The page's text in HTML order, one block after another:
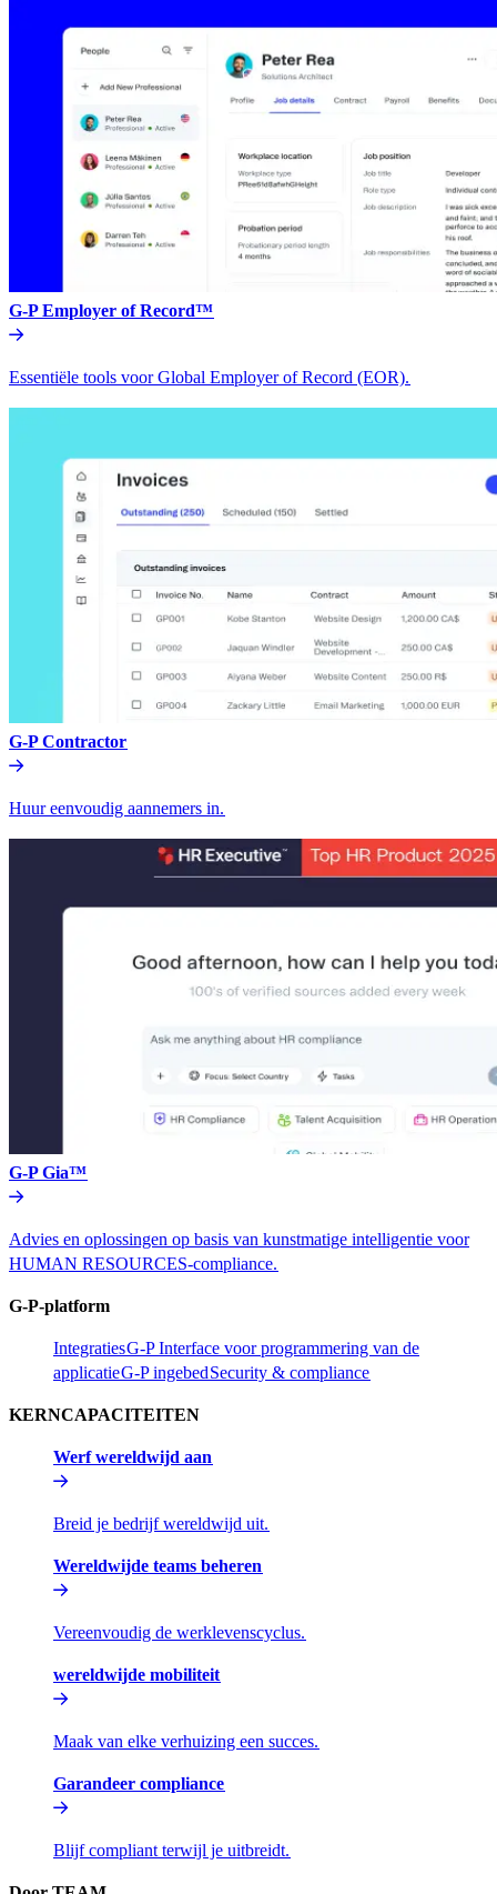
G-P Employer of Record™​​
Essentiële tools voor Global Employer of Record (EOR).​​
G-P Contractor​​
Huur eenvoudig aannemers in.​​
G-P Gia™​​
Advies en oplossingen op basis van kunstmatige intelligentie voor
HUMAN RESOURCES-compliance.​​
G-P-platform​​
Integraties​​G-P Interface voor programmering van de
applicatie​​G-P ingebed​​Security & compliance​​
KERNCAPACITEITEN​​
Werf wereldwijd aan​​
Breid je bedrijf wereldwijd uit.​​
Wereldwijde teams beheren​​
Vereenvoudig de werklevenscyclus.​​
wereldwijde mobiliteit​​
Maak van elke verhuizing een succes.​​
Garandeer compliance​​
Blijf compliant terwijl je uitbreidt.​​